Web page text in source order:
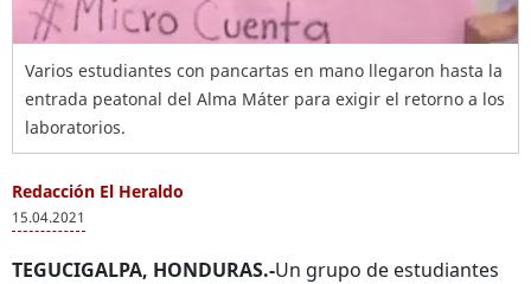
Varios estudiantes con pancartas en mano llegaron hasta la
entrada peatonal del Alma Máter para exigir el retorno a los
laboratorios.
Redacción El Heraldo
15.04.2021
TEGUCIGALPA, HONDURAS.-Un grupo de estudiantes